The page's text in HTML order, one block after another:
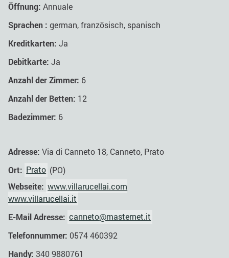
Öffnung: Annuale
Sprachen : german, französisch, spanisch
Kreditkarten: Ja
Debitkarte: Ja
Anzahl der Zimmer: 6
Anzahl der Betten: 12
Badezimmer: 6
Adresse: Via di Canneto 18, Canneto, Prato
Ort: Prato (PO)
Webseite: www.villarucellai.com
www.villarucellai.it
E-Mail Adresse: canneto@masternet.it
Telefonnummer: 0574 460392
Handy: 340 9880761